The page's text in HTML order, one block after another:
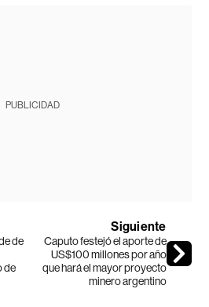
PUBLICIDAD
de
de
Siguiente
Caputo festejó el aporte de
US$100 millones por año
que hará el mayor proyecto
minero argentino